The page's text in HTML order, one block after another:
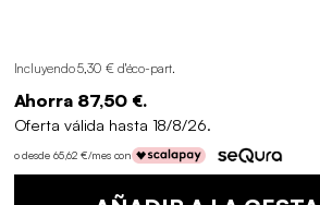
Incluyendo 5,30 € d'éco-part.
Ahorra 87,50 €.
Oferta válida hasta 18/8/26.
o desde 65,62 €/mes con